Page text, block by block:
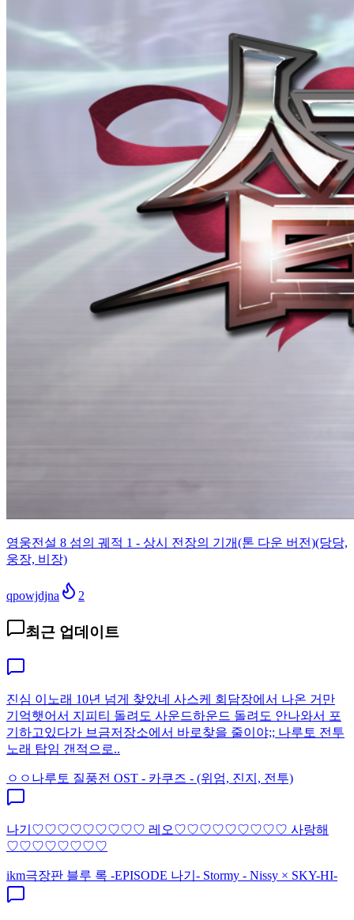
영웅전설 8 섬의 궤적 1 - 상시 전장의 기개(톤 다운 버전)(당당,
웅장, 비장)
qpowjdjna 2
최근 업데이트
진심 이노래 10년 넘게 찾았네 사스케 회담장에서 나온 거만
기억햇어서 지피티 돌려도 사운드하운드 돌려도 안나와서 포
기하고있다가 브금저장소에서 바로찾을 줄이야;; 나루토 전투
노래 탑임 갠적으로..
ㅇㅇ 나루토 질풍전 OST - 카쿠즈 - (위엄, 진지, 전투)
나기♡♡♡♡♡♡♡♡♡ 레오♡♡♡♡♡♡♡♡♡ 사랑해
♡♡♡♡♡♡♡♡
ikm극장판 블루 록 -EPISODE 나기- Stormy - Nissy × SKY-HI-